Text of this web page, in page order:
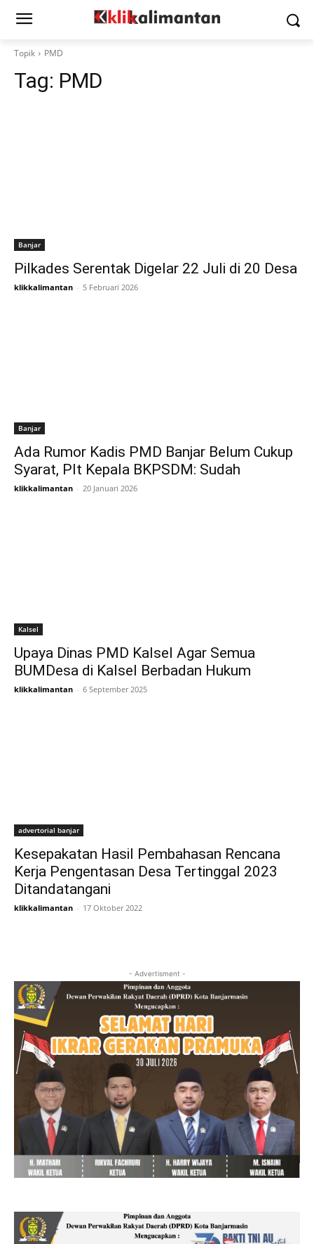
Topik PMD
Tag: PMD
Banjar
Pilkades Serentak Digelar 22 Juli di 20 Desa
klikkalimantan - 5 Februari 2026
Banjar
Ada Rumor Kadis PMD Banjar Belum Cukup
Syarat, Plt Kepala BKPSDM: Sudah
klikkalimantan - 20 Januari 2026
Kalsel
Upaya Dinas PMD Kalsel Agar Semua
BUMDesa di Kalsel Berbadan Hukum
klikkalimantan - 6 September 2025
advertorial banjar
Kesepakatan Hasil Pembahasan Rencana
Kerja Pengentasan Desa Tertinggal 2023
Ditandatangani
klikkalimantan - 17 Oktober 2022
- Advertisment -